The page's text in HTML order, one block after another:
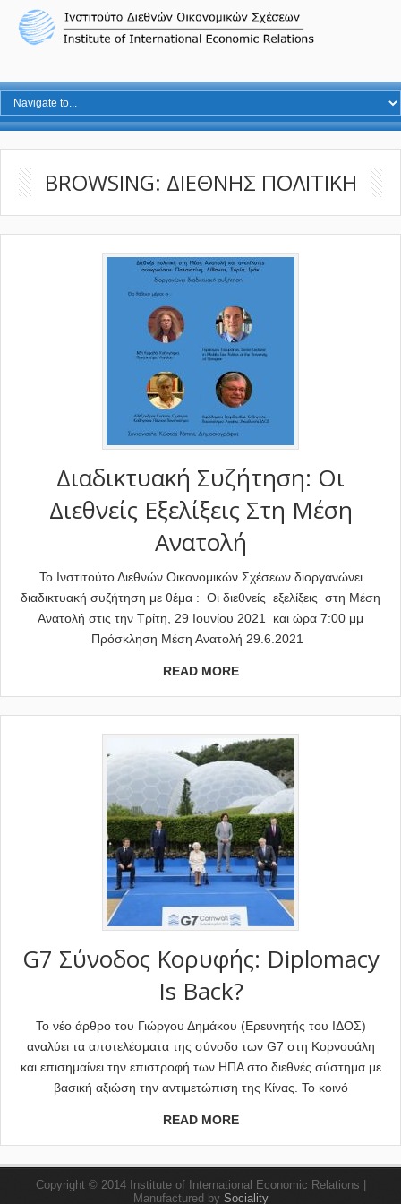
BROWSING: ΔΙΕΘΝΗΣ ΠΟΛΙΤΙΚΗ
Διαδικτυακή Συζήτηση: Οι
Διεθνείς Εξελίξεις Στη Μέση
Ανατολή
Το Ινστιτούτο Διεθνών Οικονομικών Σχέσεων διοργανώνει
διαδικτυακή συζήτηση με θέμα : Οι διεθνείς εξελίξεις στη Μέση
Ανατολή στις την Τρίτη, 29 Ιουνίου 2021 και ώρα 7:00 μμ
Πρόσκληση Μέση Ανατολή 29.6.2021
READ MORE
G7 Σύνοδος Κορυφής: Diplomacy
Is Back?
Το νέο άρθρο του Γιώργου Δημάκου (Ερευνητής του ΙΔΟΣ)
αναλύει τα αποτελέσματα της σύνοδο των G7 στη Κορνουάλη
και επισημαίνει την επιστροφή των ΗΠΑ στο διεθνές σύστημα με
βασική αξιώση την αντιμετώπιση της Κίνας. Το κοινό
READ MORE
Copyright © 2014 Institute of International Economic Relations |
Manufactured by Sociality